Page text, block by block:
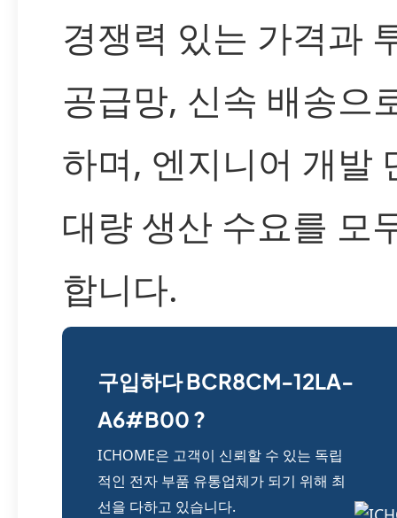
경쟁력 있는 가격과
공급망, 신속 배송으
하며, 엔지니어 개발
대량 생산 수요를 모
합니다.
구입하다 BCR8CM-12LA-
A6#B00 ?
ICHOME은 고객이 신뢰할 수 있는 독립
적인 전자 부품 유통업체가 되기 위해 최
선을 다하고 있습니다.